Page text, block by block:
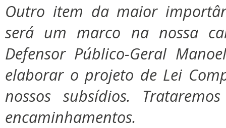
Outro item da maior
será um marco na nossa
Defensor Público-Geral
elaborar o projeto de Lei
nossos subsídios.
encaminhamentos.